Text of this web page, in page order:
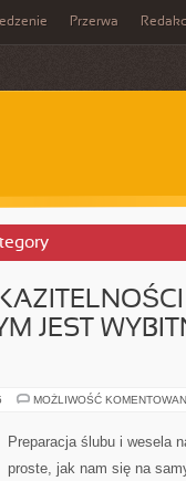
Przerwa
JEST
MOŻLIWOŚĆ
Preparacja ślubu i wesela
proste, jak nam się na